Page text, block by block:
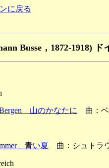
に戻る
Busse，1872-1918) ド
Bergen 山のかなたに 曲：ベ
青い夏 曲：シュトラ